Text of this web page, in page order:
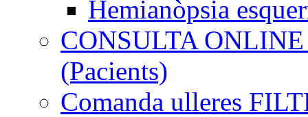
Hemianòpsia
CONSULTA
(Pacients)
Comanda ulleres